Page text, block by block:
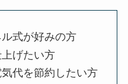
式が好みの方
げたい方
代を節約したい方